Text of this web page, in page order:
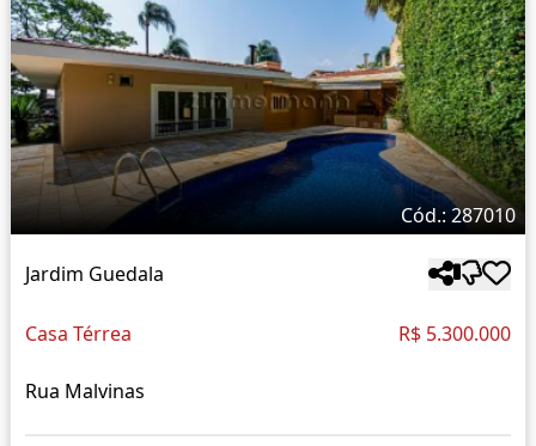
Cód.: 287010
Jardim Guedala
Casa Térrea R$ 5.300.000
Rua Malvinas